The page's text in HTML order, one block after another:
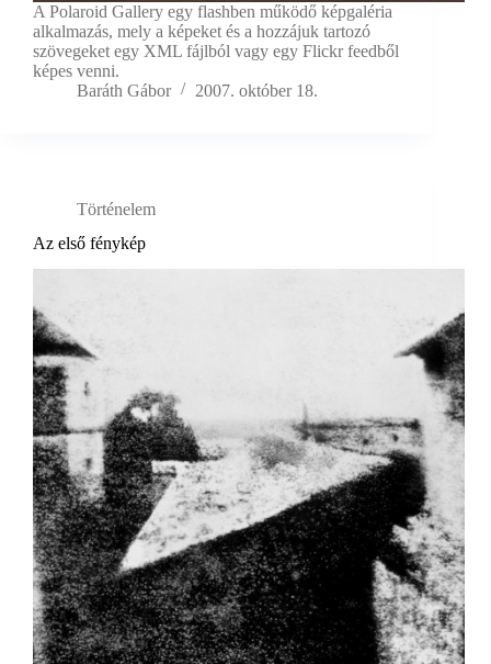
A Polaroid Gallery egy flashben működő képgaléria
alkalmazás, mely a képeket és a hozzájuk tartozó
szövegeket egy XML fájlból vagy egy Flickr feedből
képes venni.
Baráth Gábor
2007. október 18.
Történelem
Az első fénykép